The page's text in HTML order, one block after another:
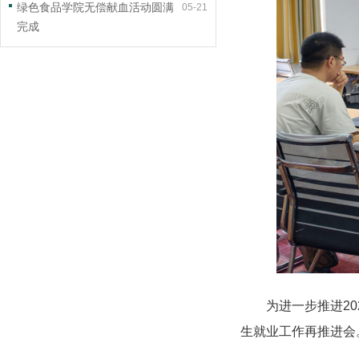
05-21
绿色食品学院无偿献血活动圆满
完成
为进一步推进
生就业工作再推进会